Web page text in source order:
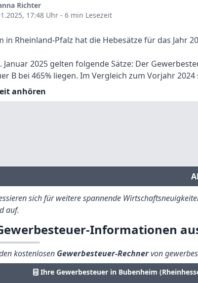
Richter
17:48 Uhr - 6 min Lesezeit
in Rheinland-Pfalz hat die Hebesätze für das Jahr
Januar 2025 gelten folgende Sätze: Der
B bei 465% liegen. Im Vergleich zum Vorjahr
anhören
sich für weitere spannende
auf.
Informationen
kostenlosen Gewerbesteuer-Rechnervon
Ihre Gewerbesteuer in Bubenheim